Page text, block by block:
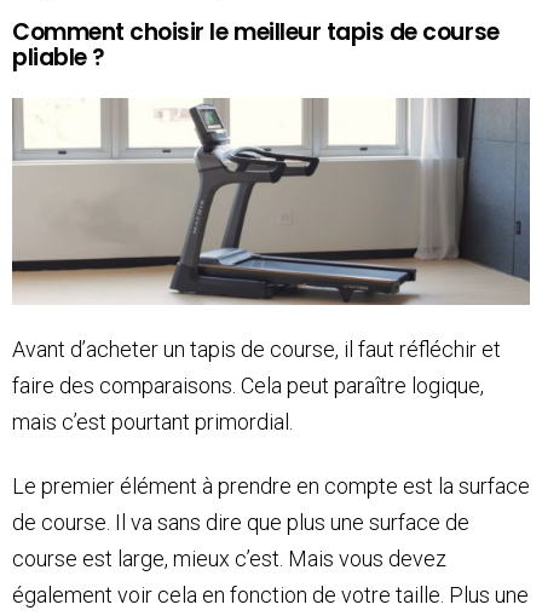
Comment choisir le meilleur tapis de course
pliable ?
Avant d’acheter un tapis de course, il faut réfléchir et
faire des comparaisons. Cela peut paraître logique,
mais c’est pourtant primordial.
Le premier élément à prendre en compte est la surface
de course. Il va sans dire que plus une surface de
course est large, mieux c’est. Mais vous devez
également voir cela en fonction de votre taille. Plus une